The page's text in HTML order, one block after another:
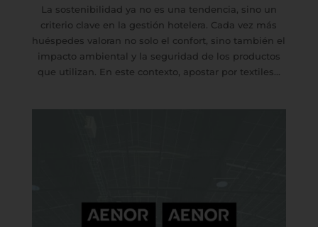
La sostenibilidad ya no es una tendencia, sino un
criterio clave en la gestión hotelera. Cada vez más
huéspedes valoran no solo el confort, sino también el
impacto ambiental y la seguridad de los productos
que utilizan. En este contexto, apostar por textiles...